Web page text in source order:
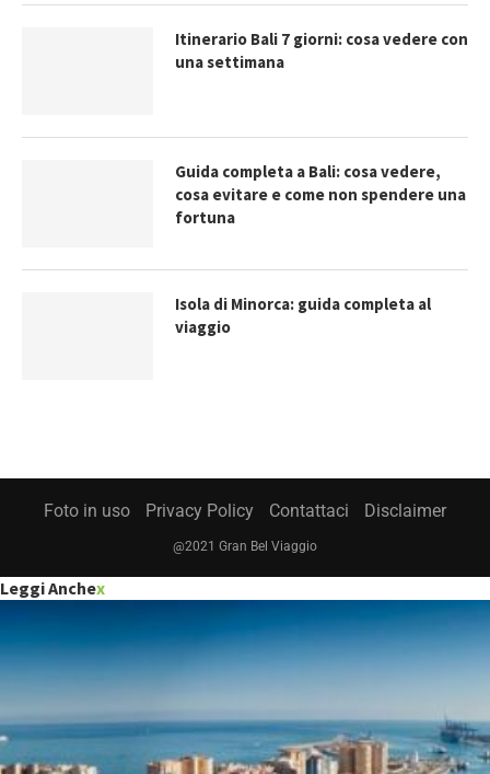
Itinerario Bali 7 giorni: cosa vedere con
una settimana
Guida completa a Bali: cosa vedere,
cosa evitare e come non spendere una
fortuna
Isola di Minorca: guida completa al
viaggio
Foto in uso Privacy Policy Contattaci Disclaimer
@2021 Gran Bel Viaggio
Leggi Anchex